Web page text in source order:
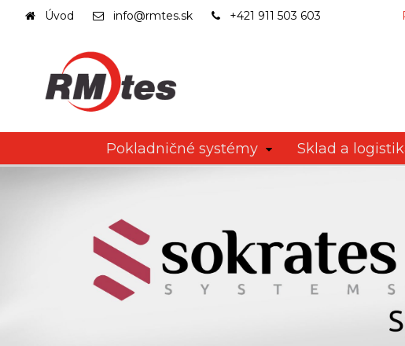
Úvod info@rmtes.sk +421 911 503 603
Pokladničné systémy Sklad a